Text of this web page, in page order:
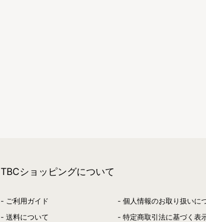
TBCショッピングについて
ご利用ガイド
送料について
個人情報のお取り扱いに
特定商取引法に基づく表